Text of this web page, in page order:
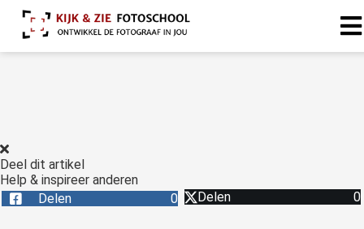
Deel dit artikel
Help & inspireer anderen
Delen
0 Delen 0